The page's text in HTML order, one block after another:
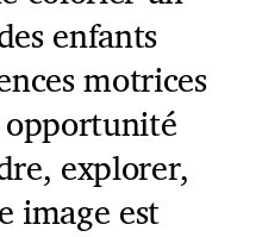
enfants
motrices
explorer,
image est